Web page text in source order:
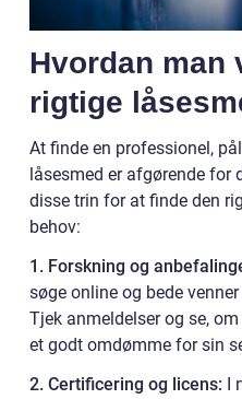
Hvordan man
rigtige
At finde en professionel,
låsesmed er afgørende for
disse trin for at finde den
behov:
1. Forskning og
søge online og bede
Tjek anmeldelser og se,
et godt omdømme for sin
2. Certificering og licens: I